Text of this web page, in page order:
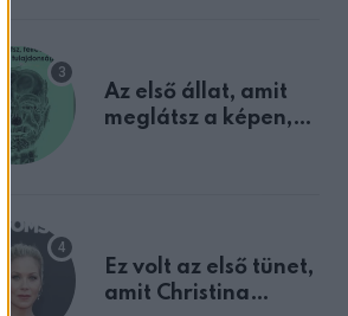
Az első állat, amit
meglátsz a képen,
Ez volt az első tünet,
amit Christina